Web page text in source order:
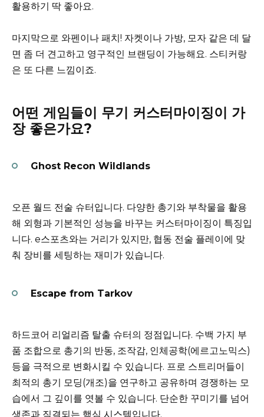
활용하기 딱 좋아요.
마지막으로 와펜이나 패치! 자켓이나 가방, 모자 같은 데 달
면 좀 더 견고하고 영구적인 브랜딩이 가능해요. 스티커랑
은 또 다른 느낌이죠.
어떤 게임들이 무기 커스터마이징이 가
장 좋은가요?
Ghost Recon Wildlands
오픈 월드 전술 슈터입니다. 다양한 총기와 부착물을 활용
해 외형과 기본적인 성능을 바꾸는 커스터마이징이 특징입
니다. e스포츠와는 거리가 있지만, 협동 전술 플레이에 맞
춰 장비를 세팅하는 재미가 있습니다.
Escape from Tarkov
하드코어 리얼리즘 탈출 슈터의 정점입니다. 수백 가지 부
품 조합으로 총기의 반동, 조작감, 인체공학(에르고노믹스)
등을 극적으로 변화시킬 수 있습니다. 프로 스트리머들이
최적의 총기 모딩(개조)을 연구하고 공유하며 경쟁하는 모
습에서 그 깊이를 엿볼 수 있습니다. 단순한 꾸미기를 넘어
생존과 직결되는 핵심 시스템입니다.